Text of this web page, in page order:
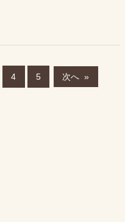
4 5 次へ »